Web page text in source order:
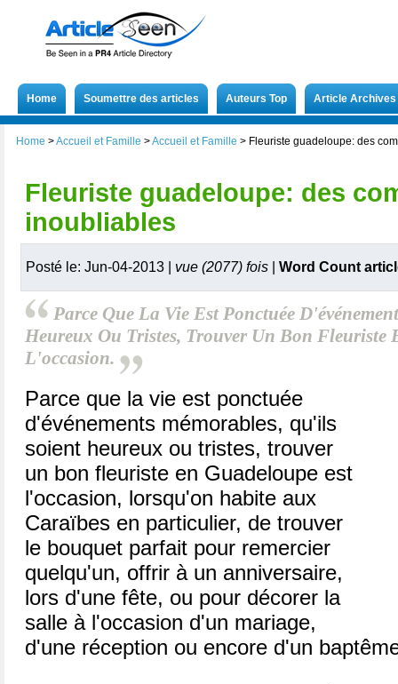
Home Soumettre des articles Auteurs Top Article Archives
Home >Accueil et Famille >Accueil et Famille > Fleuriste guadeloupe: des
Fleuriste guadeloupe: des
inoubliables
Posté le: Jun-04-2013 | vue (2077) fois Word Count
Parce Que La Vie Est Ponctuée
Heureux Ou Tristes, Trouver Un Bon Fleuriste
L'occasion.
Parce que la vie est ponctuée
d'événements mémorables, qu'ils
soient heureux ou tristes, trouver
un bon fleuriste en Guadeloupe est
l'occasion, lorsqu'on habite aux
Caraïbes en particulier, de trouver
le bouquet parfait pour remercier
quelqu'un, offrir à un anniversaire,
lors d'une fête, ou pour décorer la
salle à l'occasion d'un mariage,
d'une réception ou encore d'un